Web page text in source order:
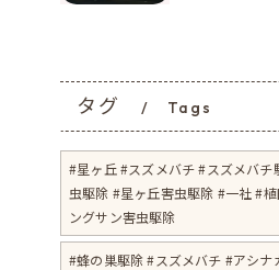
タグ Tags
#星ヶ丘 #スズメバチ #スズメバチ
虫駆除 #星ヶ丘害虫駆除 #一社 #
ングサン害虫駆除
#蜂の巣駆除 #スズメバチ #アシナ